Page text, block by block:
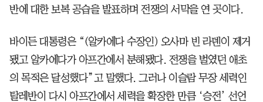
반에 대한 보복 공습을 발표하며 전쟁의 서막을 연 곳이다.
바이든 대통령은 “(알카에다 수장인) 오사마 빈 라덴이 제거
됐고 알카에다가 아프간에서 분해됐다. 전쟁을 벌였던 애초
의 목적은 달성했다”고 말했다. 그러나 이슬람 무장 세력인
탈레반이 다시 아프간에서 세력을 확장한 만큼 ‘승전’ 선언